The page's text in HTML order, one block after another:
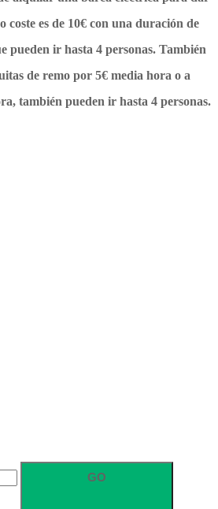
coste es de 10€ con una duración de
pueden ir hasta 4 personas. También
de remo por 5€ media hora o a
también pueden ir hasta 4 personas.